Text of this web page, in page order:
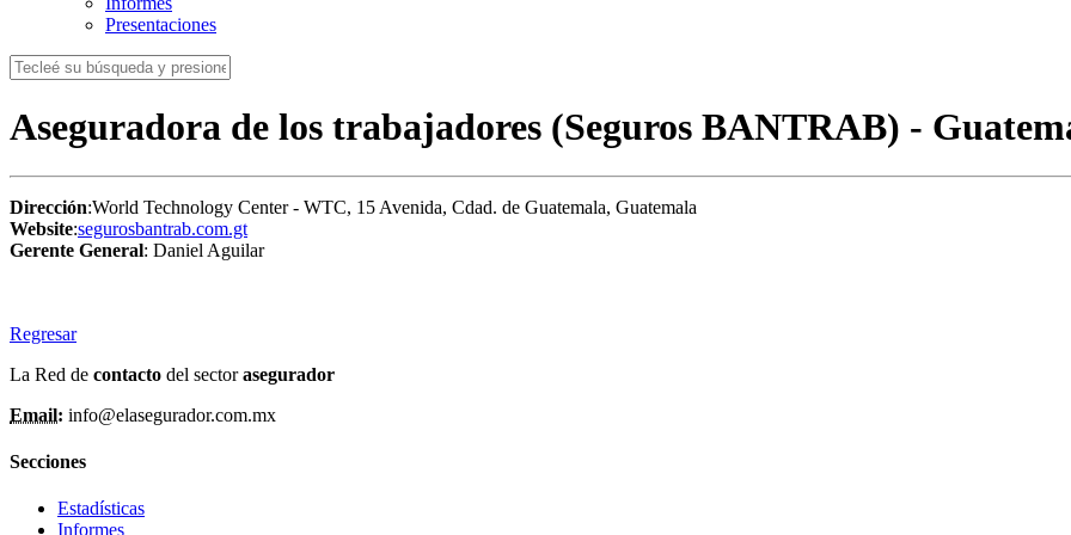
Presentaciones
Aseguradora de los trabajadores (Seguros BANTRAB) -
Dirección:World Technology Center - WTC, 15 Avenida, Cdad. de Guatemala, Guatemala
Website:segurosbantrab.com.gt
Gerente General: Daniel Aguilar
Regresar
La Red de contacto del sectorasegurador
Email: info@elasegurador.com.mx
Secciones
Estadísticas
Informes